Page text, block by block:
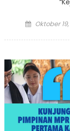
Posted
Oktober